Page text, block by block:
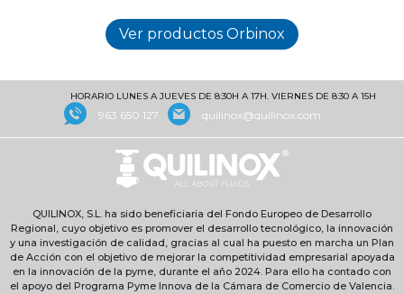
HORARIO LUNES A JUEVES DE 8:30H A 17H. VIERNES DE 8:30 A 15H
963 650 127 quilinox@quilinox.com
QUILINOX, S.L. ha sido beneficiaria del Fondo Europeo de Desarrollo
Regional, cuyo objetivo es promover el desarrollo tecnológico, la innovación
y una investigación de calidad, gracias al cual ha puesto en marcha un Plan
de Acción con el objetivo de mejorar la competitividad empresarial apoyada
en la innovación de la pyme, durante el año 2024. Para ello ha contado con
el apoyo del Programa Pyme Innova de la Cámara de Comercio de Valencia.